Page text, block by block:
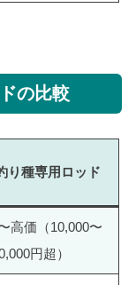
の比較
り種専用ロッド
高価（10,000〜
円超）